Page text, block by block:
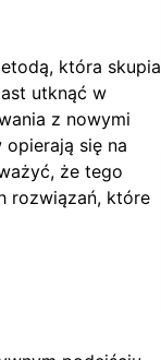
która skupia
utknąć w
z nowymi
się na
że tego
rozwiązań, które